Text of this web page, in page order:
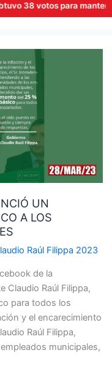
votos para mantenerla y
UN
A LOS
Raúl Filippa 2023
de la
Claudio Raúl Filippa,
para todos los
y el encarecimiento
Raúl Filippa,
municipales,